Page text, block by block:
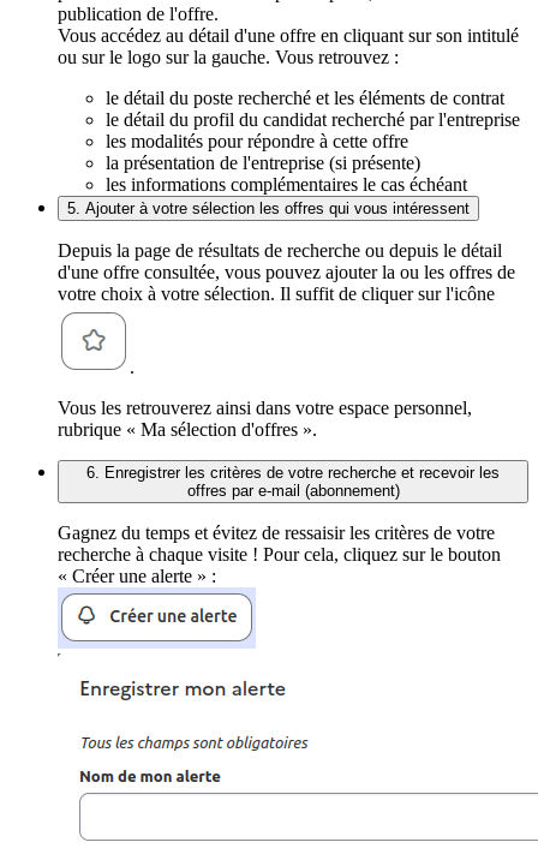
publication de l'offre.
Vous accédez au détail d'une offre en cliquant sur son intitulé
ou sur le logo sur la gauche. Vous retrouvez :
le détail du poste recherché et les éléments de contrat
le détail du profil du candidat recherché par l'entreprise
les modalités pour répondre à cette offre
la présentation de l'entreprise (si présente)
les informations complémentaires le cas échéant
5. Ajouter à votre sélection les offres qui vous intéressent
Depuis la page de résultats de recherche ou depuis le détail
d'une offre consultée, vous pouvez ajouter la ou les offres de
votre choix à votre sélection. Il suffit de cliquer sur l'icône
.
Vous les retrouverez ainsi dans votre espace personnel,
rubrique « Ma sélection d'offres ».
6. Enregistrer les critères de votre recherche et recevoir les
offres par e-mail (abonnement)
Gagnez du temps et évitez de ressaisir les critères de votre
recherche à chaque visite ! Pour cela, cliquez sur le bouton
« Créer une alerte » :